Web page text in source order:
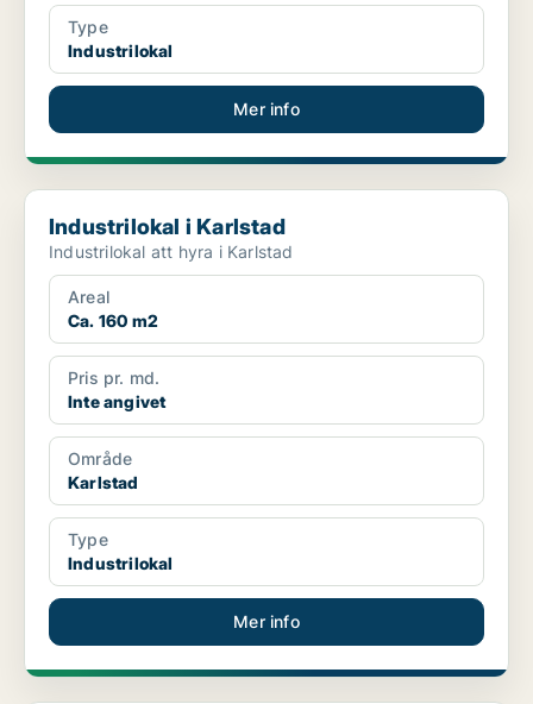
Type
Industrilokal
Mer info
Industrilokal i Karlstad
Industrilokal i Karlstad
Industrilokal att hyra i Karlstad
Areal
Ca. 160 m2
Pris pr. md.
Inte angivet
Område
Karlstad
Type
Industrilokal
Mer info